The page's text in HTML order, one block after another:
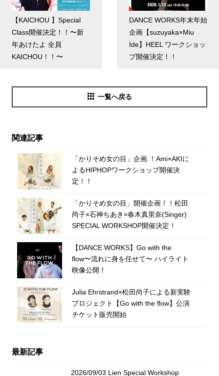
【KAICHOU 】Special
Class開催決定！！〜新
年あけたよ 全員
KAICHOU！！〜
DANCE WORKS年末年始
企画【suzuyaka×Miu
Ide】HEEL ワークショッ
プ開催決定！！
一覧へ戻る
関連記事
「かりそめ女の目」企画 ！Ami×AKIに
よるHIPHOPワークショップ開催決
定！！
「かりそめ女の目」開催企画！！松田
尚子×石神ちあき×春木真里奈(Singer)
SPECIAL WORKSHOP開催決定！
【DANCE WORKS】Go with the
flow〜流れに身を任せて〜 ハイライト
映像公開！
Julia Ehrstrand×松田尚子による新実験
プロジェクト【Go with the flow】公演
チケット販売開始
最新記事
2026/09/03 Lien Special Workshop